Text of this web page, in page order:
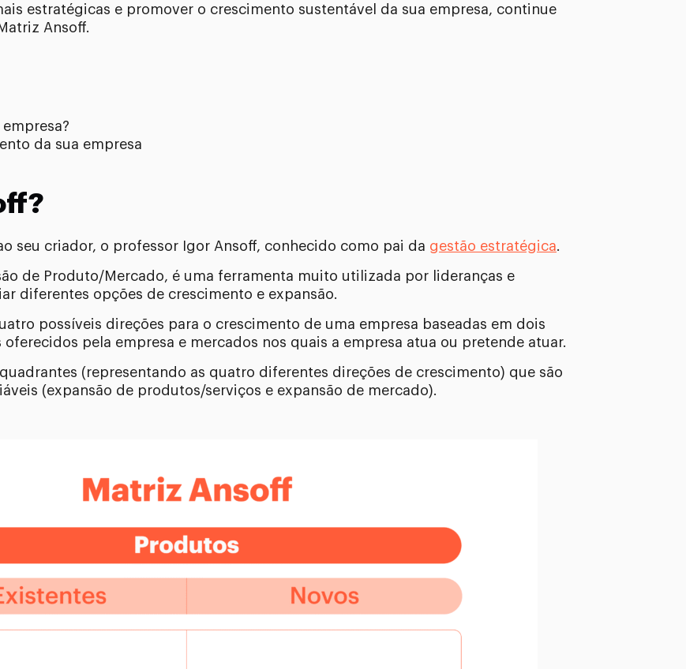
estratégicas e promover o crescimento sustentável da sua empresa, continue
Ansoff.
da sua empresa
seu criador, o professor Igor Ansoff, conhecido como pai da gestão estratégica.
de Produto/Mercado, é uma ferramenta muito utilizada por lideranças e
diferentes opções de crescimento e expansão.
possíveis direções para o crescimento de uma empresa baseadas em dois
pela empresa e mercados nos quais a empresa atua ou pretende atuar.
(representando as quatro diferentes direções de crescimento) que são
(expansão de produtos/serviços e expansão de mercado).